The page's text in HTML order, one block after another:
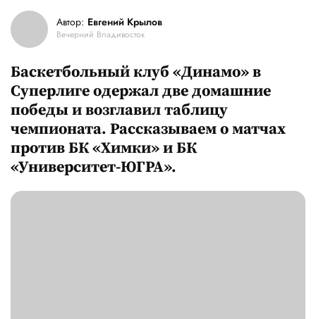
Автор: Евгений Крылов
Вечерний Владивосток
Баскетбольный клуб «Динамо» в
Суперлиге одержал две домашние
победы и возглавил таблицу
чемпионата. Рассказываем о матчах
против БК «Химки» и БК
«Университет-ЮГРА».